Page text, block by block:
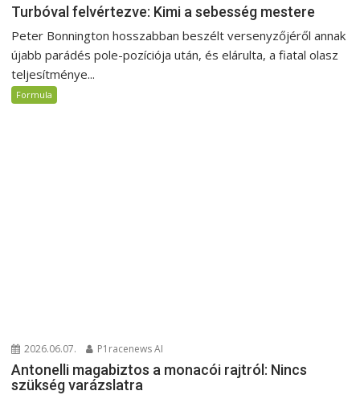
Turbóval felvértezve: Kimi a sebesség mestere
Peter Bonnington hosszabban beszélt versenyzőjéről annak
újabb parádés pole-pozíciója után, és elárulta, a fiatal olasz
teljesítménye...
Formula
2026.06.07. P1racenews AI
Antonelli magabiztos a monacói rajtról: Nincs
szükség varázslatra